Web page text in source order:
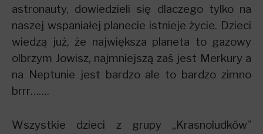
astronauty, dowiedzieli się dlaczego tylko na
naszej wspaniałej planecie istnieje życie. Dzieci
wiedzą już, że największa planeta to gazowy
olbrzym Jowisz, najmniejszą zaś jest Merkury a
na Neptunie jest bardzo ale to bardzo zimno
brrr…….
Wszystkie dzieci z grupy „Krasnoludków”